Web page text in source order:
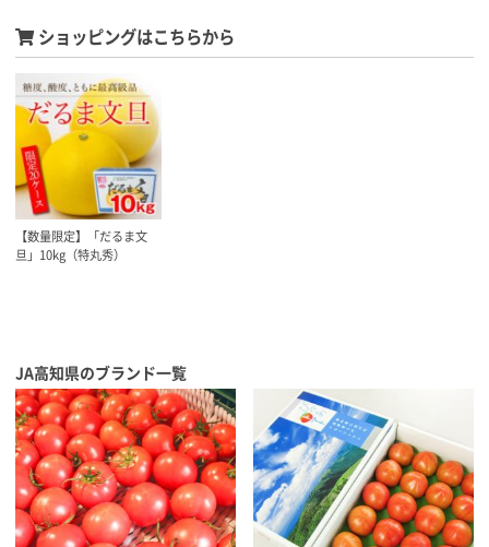
ショッピングはこちらから
【数量限定】「だるま文
旦」10kg（特丸秀）
JA高知県のブランド一覧